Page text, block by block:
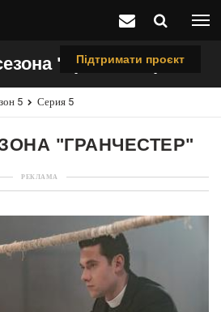
Підтримати проєкт
"Гранчестер"
5 Серия 5
"ГРАНЧЕСТЕР"
РЕКЛАМА